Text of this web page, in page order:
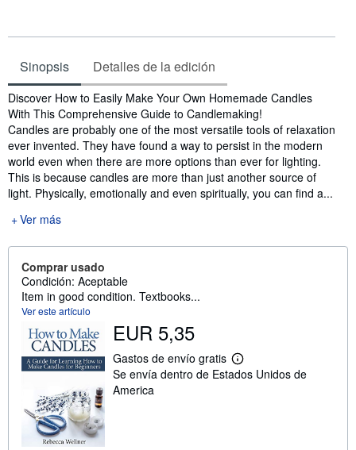
Sinopsis Detalles de la edición
Sinopsis
Discover How to Easily Make Your Own Homemade Candles
With This Comprehensive Guide to Candlemaking!
Candles are probably one of the most versatile tools of relaxation
ever invented. They have found a way to persist in the modern
world even when there are more options than ever for lighting.
This is because candles are more than just another source of
light. Physically, emotionally and even spiritually, you can find a...
Ver más
Comprar usado
Condición: Aceptable
Item in good condition. Textbooks...
Ver este artículo
EUR 5,35
Gastos de envío gratis
M
á
Se envía dentro de Estados Unidos de
America